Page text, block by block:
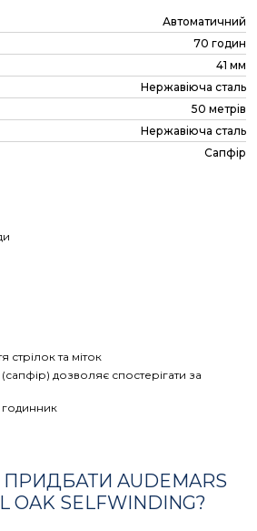
Автоматичний
70 годин
41 мм
Нержавіюча сталь
50 метрів
Нержавіюча сталь
Сапфір
стрілок та міток
дозволяє спостерігати за
AUDEMARS
OAK SELFWINDING?